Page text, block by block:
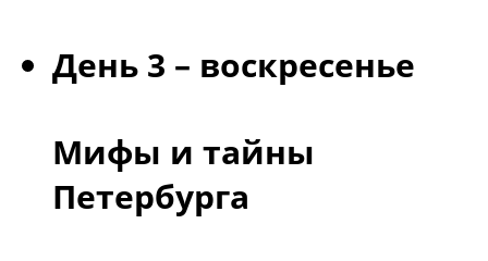
День 3 – воскресенье
Мифы и тайны
Петербурга